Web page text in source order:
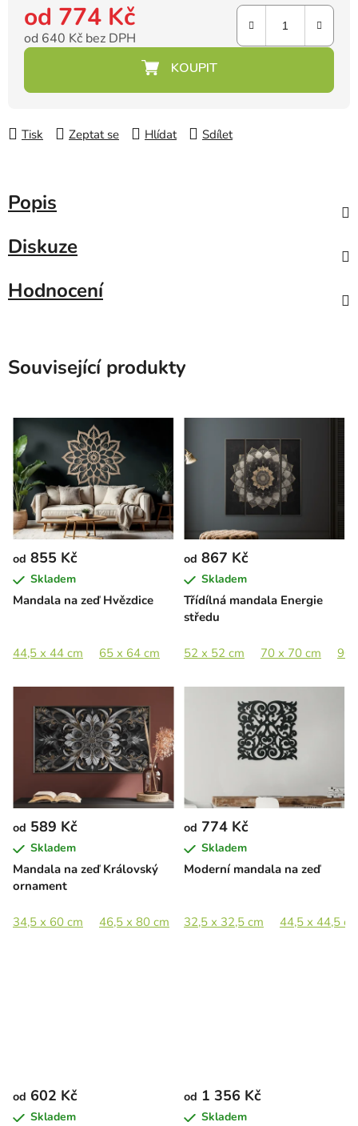
od 774 Kč
od 640 Kč bez DPH
Tisk Zeptat se Hlídat Sdílet
Popis
Diskuze
Hodnocení
Související produkty
Mandala na zeď Hvězdice
od 855 Kč
Skladem
44,5 x 44 cm 65 x 64 cm 89 x 88 cm
Třídílná mandala Energie
středu
od 867 Kč
Skladem
52 x 52 cm 70 x 70 cm 90
Mandala na zeď Královský
ornament
od 589 Kč
Skladem
34,5 x 60 cm 46,5 x 80 cm 58 x 100 cm 69,5 x 120 cm
Moderní mandala na zeď
od 774 Kč
Skladem
32,5 x 32,5 cm 44,5 x 44,5
od 602 Kč
Skladem
od 1 356 Kč
Skladem